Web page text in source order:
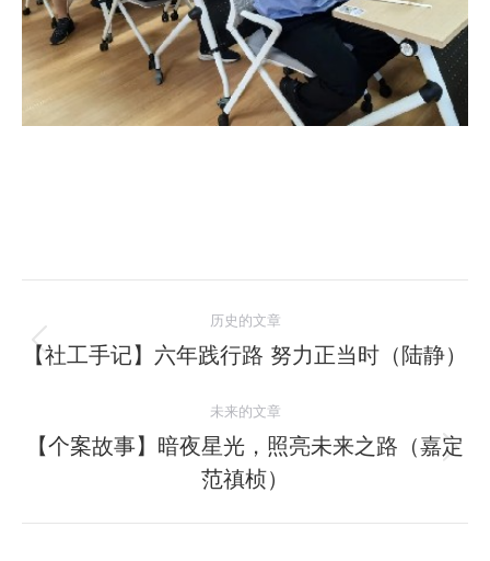
章
航
历史的文章
历
的
文
章：
【社工手记】六年践行路 努力正当时（陆静）
未来的文章
未
来
的
【个案故事】暗夜星光，照亮未来之路（嘉定
范禛桢）